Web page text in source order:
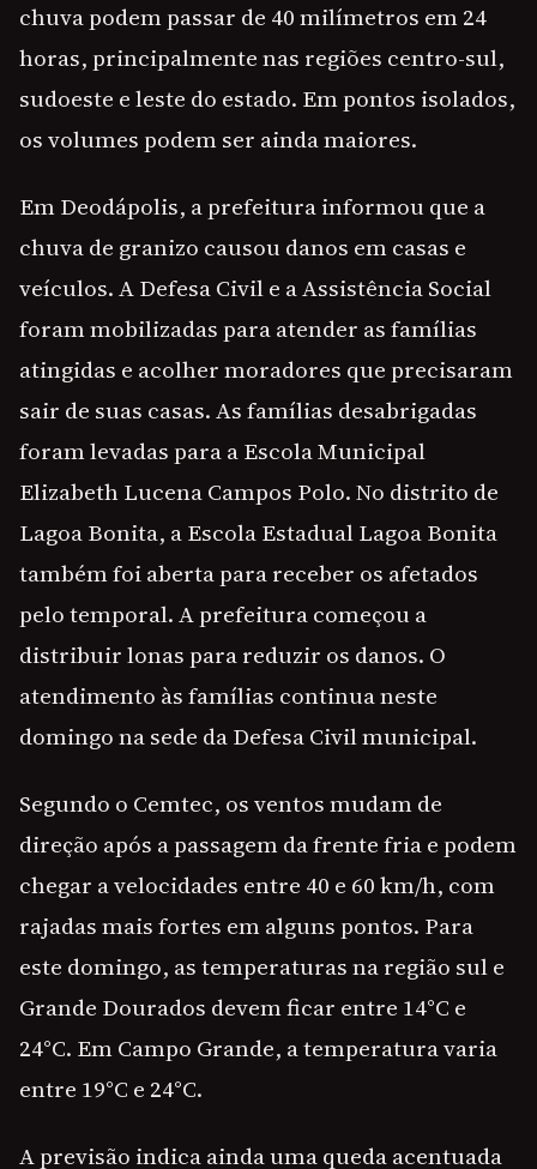
chuva podem passar de 40 milímetros em 24
horas, principalmente nas regiões centro-sul,
sudoeste e leste do estado. Em pontos isolados,
os volumes podem ser ainda maiores.
Em Deodápolis, a prefeitura informou que a
chuva de granizo causou danos em casas e
veículos. A Defesa Civil e a Assistência Social
foram mobilizadas para atender as famílias
atingidas e acolher moradores que precisaram
sair de suas casas. As famílias desabrigadas
foram levadas para a Escola Municipal
Elizabeth Lucena Campos Polo. No distrito de
Lagoa Bonita, a Escola Estadual Lagoa Bonita
também foi aberta para receber os afetados
pelo temporal. A prefeitura começou a
distribuir lonas para reduzir os danos. O
atendimento às famílias continua neste
domingo na sede da Defesa Civil municipal.
Segundo o Cemtec, os ventos mudam de
direção após a passagem da frente fria e podem
chegar a velocidades entre 40 e 60 km/h, com
rajadas mais fortes em alguns pontos. Para
este domingo, as temperaturas na região sul e
Grande Dourados devem ficar entre 14°C e
24°C. Em Campo Grande, a temperatura varia
entre 19°C e 24°C.
A previsão indica ainda uma queda acentuada